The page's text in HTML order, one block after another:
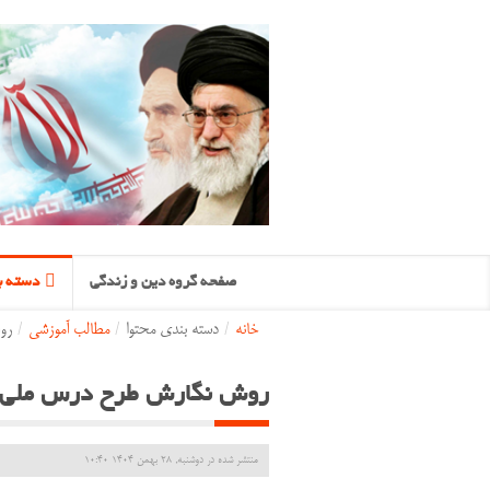
صفحه گروه دین و زندگی دسته
خانه / دسته بندی محتوا / مطالب آموزشی /
روش نگارش طرح درس ملی
منتشر شده در دوشنبه, 28 بهمن 1404 10:40